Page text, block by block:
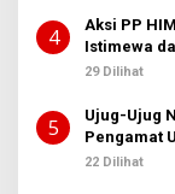
4
Aksi PP
Istimewa
29 Dilihat
5
Ujug-Ujug
Pengamat
22 Dilihat